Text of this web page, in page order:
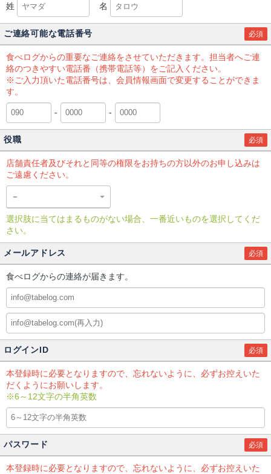
姓 名
ご連絡可能な電話番号 必須
食べログからの重要なご連絡をさせていただきます。担当者へご連
絡のつきやすい電話番（携帯電話等）をご記入ください。
※ご入力頂いた電話番号は、会員情報画面で変更することができま
す。
- -
役職 必須
店舗責任者及びそれと同等の権限をお持ちの方以外のお申し込みは
ご遠慮ください。
選択肢に当てはまるものがない場合、一番近いものを選択してくだ
さい。
メールアドレス 必須
食べログからの連絡が届きます。
ログインID 必須
本登録時に必要となりますので、忘れないように、必ずお控えいた
だくようにお願いします。
※6～12文字の半角英数
パスワード 必須
本登録時に必要となりますので、忘れないように、必ずお控えいた